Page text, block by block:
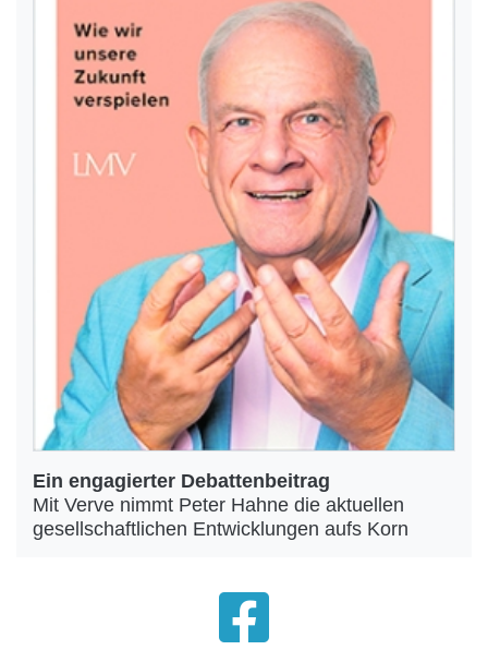
Ein engagierter Debattenbeitrag
Mit Verve nimmt Peter Hahne die aktuellen
gesellschaftlichen Entwicklungen aufs Korn